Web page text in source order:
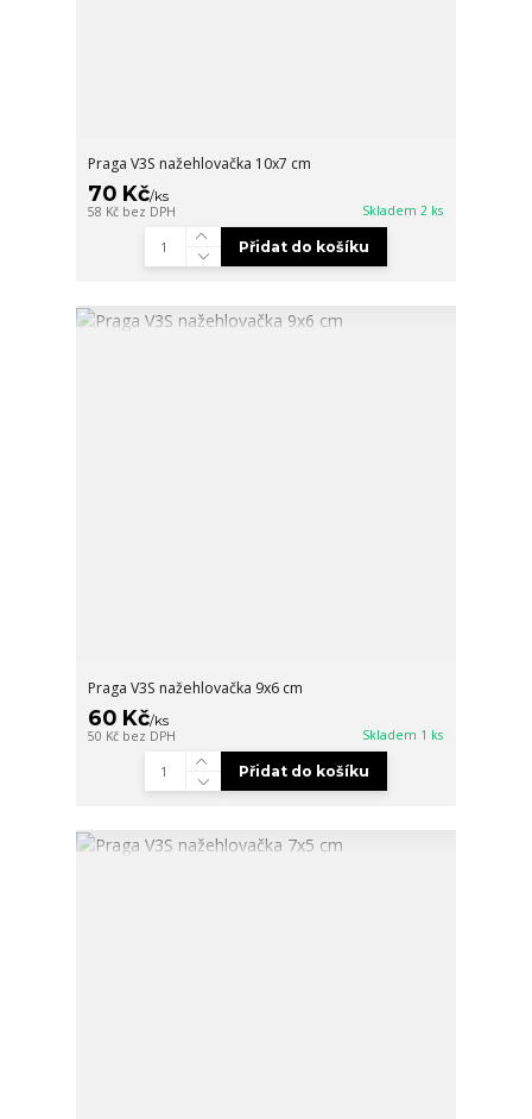
Praga V3S nažehlovačka 10x7 cm
70 Kč/ks
58 Kč bez DPH Skladem 2 ks
Přidat do košíku
Praga V3S nažehlovačka 9x6 cm
60 Kč/ks
50 Kč bez DPH Skladem 1 ks
Přidat do košíku